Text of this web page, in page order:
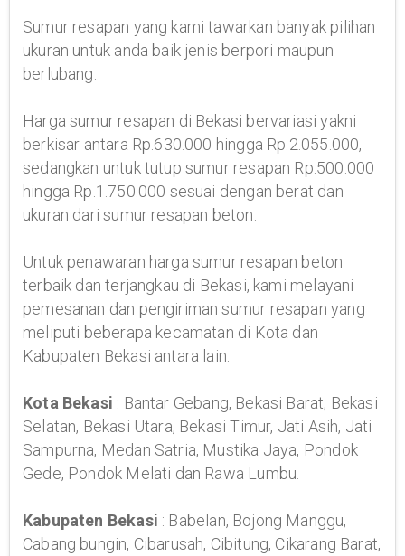
Sumur resapan yang kami tawarkan banyak pilihan
ukuran untuk anda baik jenis berpori maupun
berlubang.
Harga sumur resapan di Bekasi bervariasi yakni
berkisar antara Rp.630.000 hingga Rp.2.055.000,
sedangkan untuk tutup sumur resapan Rp.500.000
hingga Rp.1.750.000 sesuai dengan berat dan
ukuran dari sumur resapan beton.
Untuk penawaran harga sumur resapan beton
terbaik dan terjangkau di Bekasi, kami melayani
pemesanan dan pengiriman sumur resapan yang
meliputi beberapa kecamatan di Kota dan
Kabupaten Bekasi antara lain.
Kota Bekasi : Bantar Gebang, Bekasi Barat, Bekasi
Selatan, Bekasi Utara, Bekasi Timur, Jati Asih, Jati
Sampurna, Medan Satria, Mustika Jaya, Pondok
Gede, Pondok Melati dan Rawa Lumbu.
Kabupaten Bekasi : Babelan, Bojong Manggu,
Cabang bungin, Cibarusah, Cibitung, Cikarang Barat,